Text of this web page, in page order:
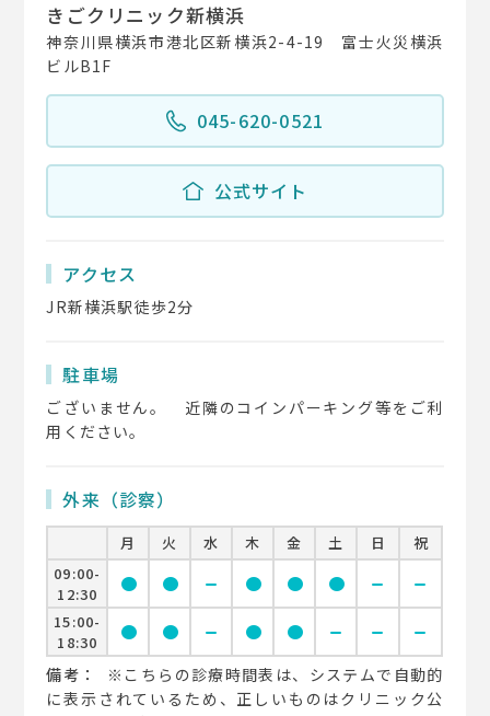
きごクリニック新横浜
神奈川県横浜市港北区新横浜2-4-19 富士火災横浜
ビルB1F
045-620-0521
公式サイト
アクセス
JR新横浜駅徒歩2分
駐車場
ございません。 近隣のコインパーキング等をご利
用ください。
外来（診察）
月 火 水 木 金 土 日
祝
09:00-
12:30
circle circle remove circle circle circle remove remove
15:00-
18:30
circle circle remove circle circle remove remove remove
備考：
※こちらの診療時間表は、システムで自動的
に表示されているため、正しいものはクリニック公